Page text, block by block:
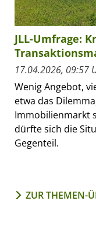
JLL-Umfrage:
17.04.2026, 09:57
Wenig Angebot,
etwa das
Immobilienmarkt
dürfte sich die
Gegenteil.
ZUR THEMEN-